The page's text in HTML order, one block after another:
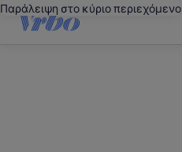
Παράλειψη στο κύριο περιεχόμενο